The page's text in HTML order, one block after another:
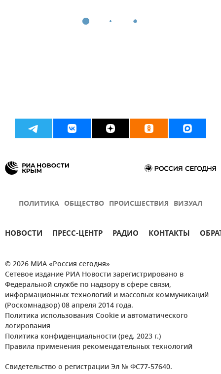
ПОЛИТИКА ОБЩЕСТВО ПРОИСШЕСТВИЯ ВИЗУАЛ
НОВОСТИ ПРЕСС-ЦЕНТР РАДИО КОНТАКТЫ
© 2026 МИА «Россия сегодня»
Сетевое издание РИА Новости зарегистрировано в
Федеральной службе по надзору в сфере связи,
информационных технологий и массовых коммуникаций
(Роскомнадзор) 08 апреля 2014 года.
Политика использования Cookie и автоматического
логирования
Политика конфиденциальности (ред. 2023 г.)
Правила применения рекомендательных технологий
Свидетельство о регистрации Эл № ФС77-57640.